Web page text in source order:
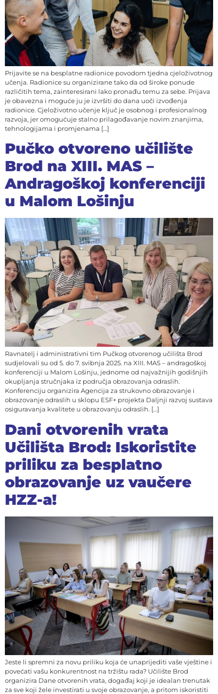
Prijavite se na besplatne radionice povodom tjedna cjeloživotnog
učenja. Radionice su organizirane tako da od široke ponude
različitih tema, zainteresirani lako pronađu temu za sebe. Prijava
je obavezna i moguće ju je izvršiti do dana uoči izvođenja
radionice. Cjeloživotno učenje ključ je osobnog i profesionalnog
razvoja, jer omogućuje stalno prilagođavanje novim znanjima,
tehnologijama i promjenama […]
Pučko otvoreno učilište
Brod na XIII. MAS –
Andragoškoj konferenciji
u Malom Lošinju
Ravnatelj i administrativni tim Pučkog otvorenog učilišta Brod
sudjelovali su od 5. do 7. svibnja 2025. na XIII. MAS – andragoškoj
konferenciji u Malom Lošinju, jednome od najvažnijih godišnjih
okupljanja stručnjaka iz područja obrazovanja odraslih.
Konferenciju organizira Agencija za strukovno obrazovanje i
obrazovanje odraslih u sklopu ESF+ projekta Daljnji razvoj sustava
osiguravanja kvalitete u obrazovanju odraslih. […]
Dani otvorenih vrata
Učilišta Brod: Iskoristite
priliku za besplatno
obrazovanje uz vaučere
HZZ-a!
Jeste li spremni za novu priliku koja će unaprijediti vaše vještine i
povećati vašu konkurentnost na tržištu rada? Učilište Brod
organizira Dane otvorenih vrata, događaj koji je idealan trenutak
za sve koji žele investirati u svoje obrazovanje, a pritom iskoristiti